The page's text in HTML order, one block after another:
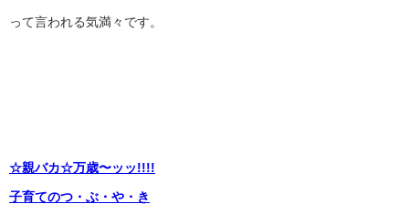
って言われる気満々です。
☆親バカ☆万歳〜ッッ!!!!
子育てのつ・ぶ・や・き